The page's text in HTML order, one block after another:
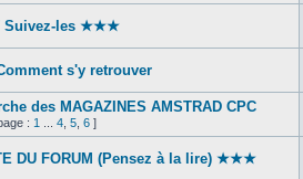
les ★★★
s'y retrouver‎
des MAGAZINES AMSTRAD CPC
: 1 4 5 6 ]
DU FORUM (Pensez à la lire) ★★★